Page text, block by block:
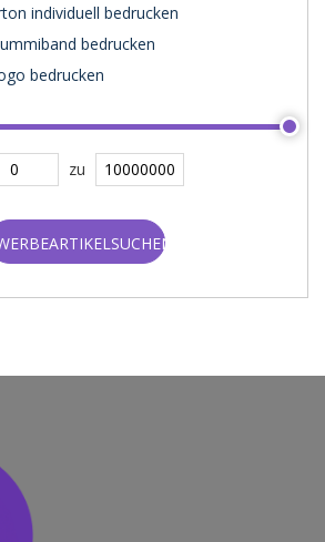
individuell bedrucken
bedrucken
bedrucken
zu